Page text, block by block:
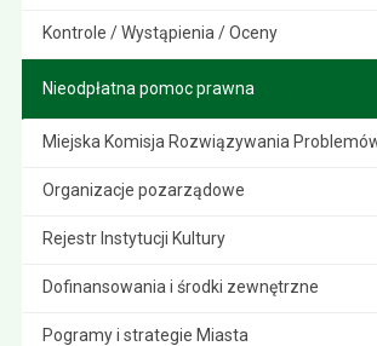
Kontrole / Wystąpienia / Oceny
Nieodpłatna pomoc prawna
Miejska Komisja Rozwiązywania
Organizacje pozarządowe
Rejestr Instytucji Kultury
Dofinansowania i środki zewnętrzne
Pogramy i strategie Miasta